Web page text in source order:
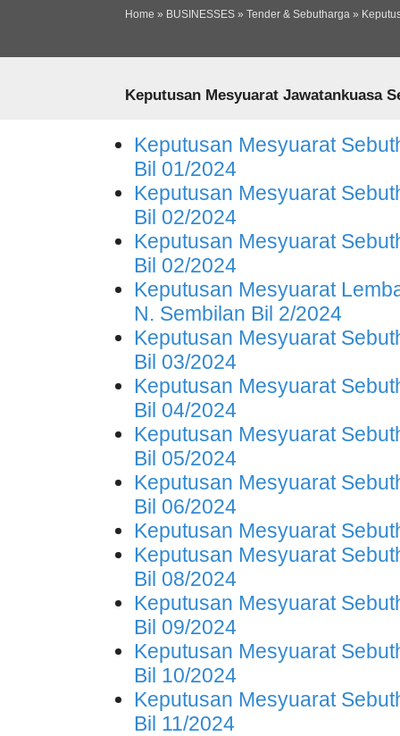
Home » BUSINESSES » Tender & Sebutharga »
Keputusan Mesyuarat Jawatankuasa
Keputusan Mesyuarat
Bil 01/2024
Keputusan Mesyuarat
Bil 02/2024
Keputusan Mesyuarat
Bil 02/2024
Keputusan Mesyuarat
N. Sembilan Bil 2/2024
Keputusan Mesyuarat
Bil 03/2024
Keputusan Mesyuarat
Bil 04/2024
Keputusan Mesyuarat
Bil 05/2024
Keputusan Mesyuarat
Bil 06/2024
Keputusan Mesyuarat
Keputusan Mesyuarat
Bil 08/2024
Keputusan Mesyuarat
Bil 09/2024
Keputusan Mesyuarat
Bil 10/2024
Keputusan Mesyuarat
Bil 11/2024